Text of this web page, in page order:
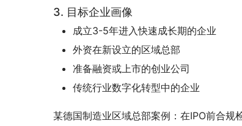
3. 目标企业画像
成立3-5年进入快速成长期的企业
外资在新设立的区域总部
准备融资或上市的创业公司
传统行业数字化转型中的企业
某德国制造业区域总部案例：在IPO前合